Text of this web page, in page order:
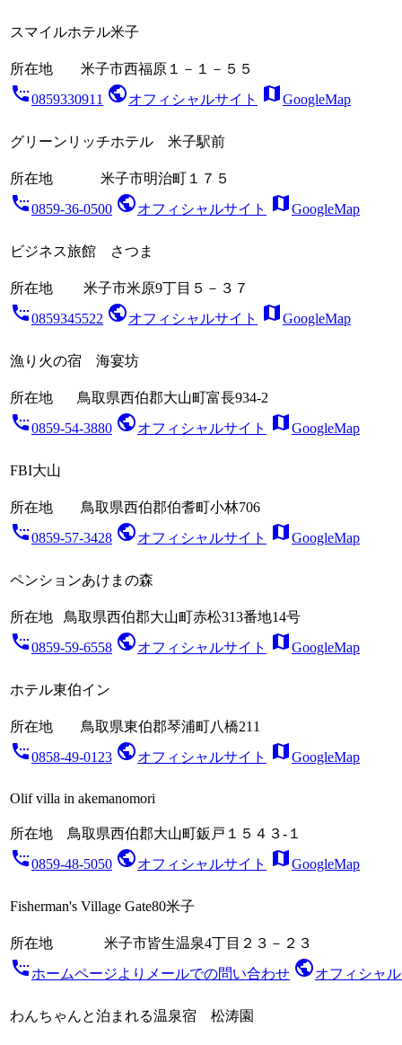
スマイルホテル米子
所在地 米子市西福原１－１－５５
settings_phone0859330911 publicオフィシャルサイト mapGoogleMap
グリーンリッチホテル 米子駅前
所在地 米子市明治町１７５
settings_phone0859-36-0500 publicオフィシャルサイト mapGoogleMap
ビジネス旅館 さつま
所在地 米子市米原9丁目５－３７
settings_phone0859345522 publicオフィシャルサイト mapGoogleMap
漁り火の宿 海宴坊
所在地 鳥取県西伯郡大山町富長934-2
settings_phone0859-54-3880 publicオフィシャルサイト mapGoogleMap
FBI大山
所在地 鳥取県西伯郡伯耆町小林706
settings_phone0859-57-3428 publicオフィシャルサイト mapGoogleMap
ペンションあけまの森
所在地 鳥取県西伯郡大山町赤松313番地14号
settings_phone0859-59-6558 publicオフィシャルサイト mapGoogleMap
ホテル東伯イン
所在地 鳥取県東伯郡琴浦町八橋211
settings_phone0858-49-0123 publicオフィシャルサイト mapGoogleMap
Olif villa in akemanomori
所在地 鳥取県西伯郡大山町鈑戸１５４３‐１
settings_phone0859-48-5050 publicオフィシャルサイト mapGoogleMap
Fisherman's Village Gate80米子
所在地 米子市皆生温泉4丁目２３－２３
settings_phone ホームページよりメールでの問い合わせ publicオフィシャ
わんちゃんと泊まれる温泉宿 松涛園